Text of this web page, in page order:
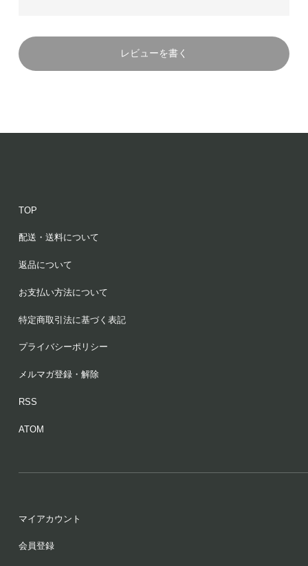
レビューを書く
TOP
配送・送料について
返品について
お支払い方法について
特定商取引法に基づく表記
プライバシーポリシー
メルマガ登録・解除
RSS
ATOM
マイアカウント
会員登録